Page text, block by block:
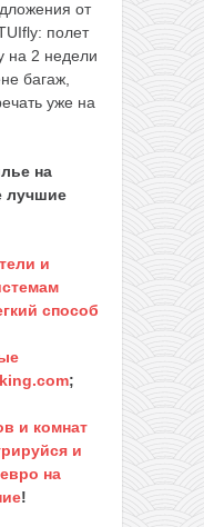
от
полет
на 2 недели
багаж,
уже на
на
лучшие
и
способ
;
и комнат
и
на
!
(или за
228
евро)?
Много